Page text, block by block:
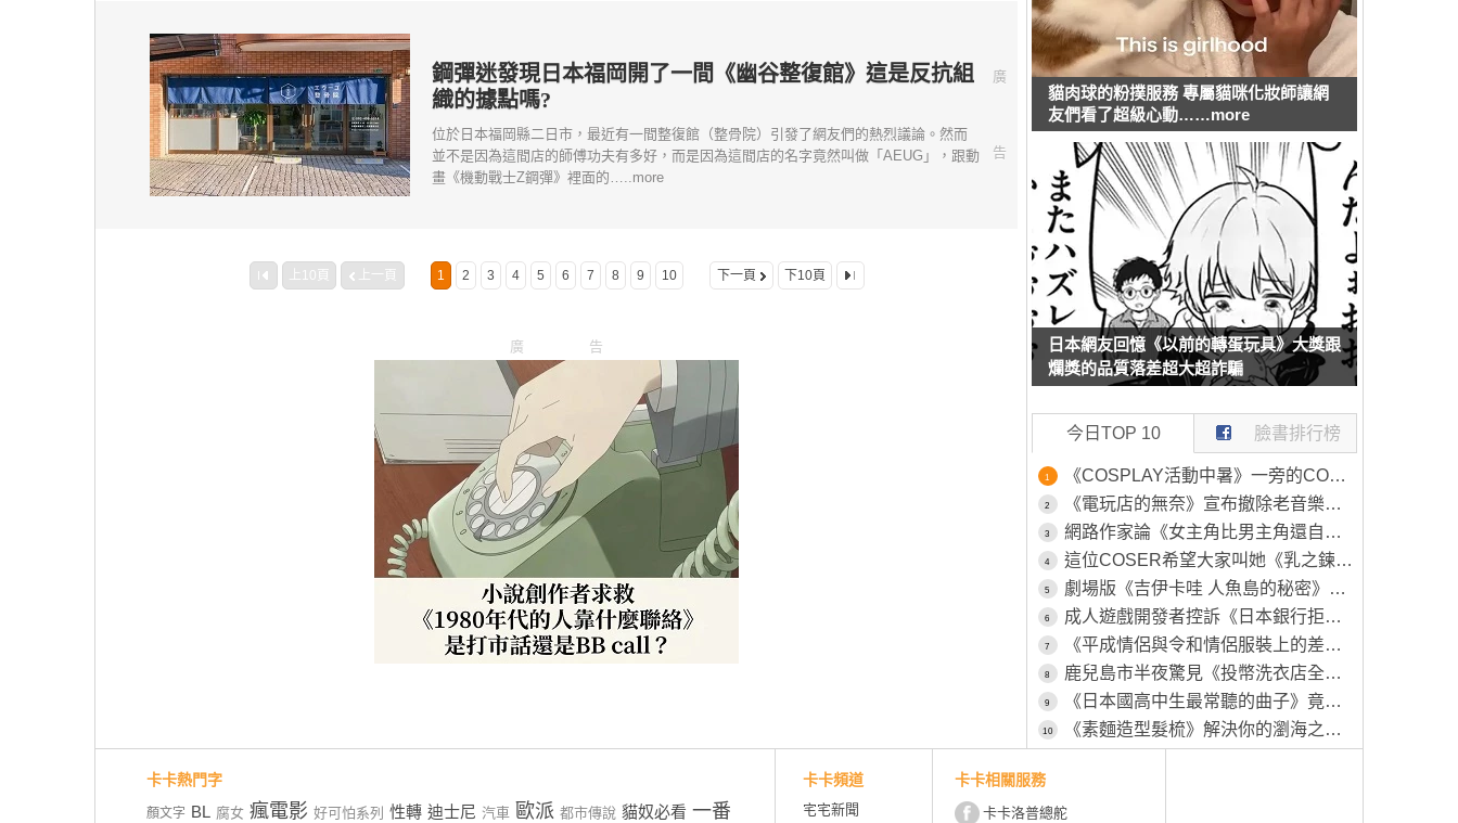
鋼彈迷發現日本福岡開了一間《幽谷整復館》這是反抗組
織的據點嗎?
位於日本福岡縣二日市，最近有一間整復館（整骨院）引發了網友們的熱烈議論。然而
並不是因為這間店的師傅功夫有多好，而是因為這間店的名字竟然叫做「AEUG」，跟動
畫《機動戰士Z鋼彈》裡面的…..more
廣
告
上10頁 上一頁 1 2 3 4 5 6 7 8 9 10 下一頁 下10頁
廣告
貓肉球的粉撲服務 專屬貓咪化妝師讓網
友們看了超級心動……more
日本網友回憶《以前的轉蛋玩具》大獎跟
爛獎的品質落差超大超詐騙
今日TOP 10 臉書排行榜
1 《COSPLAY活動中暑》一旁的COSER見狀幫忙叫救護車 卻被工作人員嫌棄了
2 《電玩店的無奈》宣布撤除老音樂遊戲機台 平常沒人玩這時候卻又高喊不要撤
3 網路作家論《女主角比男主角還自由》從近年的鋼彈作品就看得出來？
4 這位COSER希望大家叫她《乳之鍊金術師》自認調整乳量的努力不輸任何人
5 劇場版《吉伊卡哇 人魚島的秘密》海妖賽蓮(23公分)+島二郎(15公分)重磅軟膠模型發售
6 成人遊戲開發者控訴《日本銀行拒收Steam銷售額》更慘的是稅金還要照樣繳
7 《平成情侶與令和情侶服裝上的差異》感覺以前年輕人比較趴，現在走的是寬鬆路線
8 鹿兒島市半夜驚見《投幣洗衣店全裸男子》一絲不掛的原因竟然是「想發洩一下壓力」？
9 《日本國高中生最常聽的曲子》竟然是26年前的色情塗鴉 該怎麼解讀這種現象呢？
10 《素麵造型髮梳》解決你的瀏海之亂 怕被人誤會一直撥頭髮就靠這招掩蓋過去吧(笑)
卡卡熱門字
顏文字 BL 腐女 瘋電影 好可怕系列 性轉 迪士尼 汽車 歐派 都市傳說 貓奴必看 一番
卡卡頻道
宅宅新聞
卡卡相關服務
卡卡洛普總舵